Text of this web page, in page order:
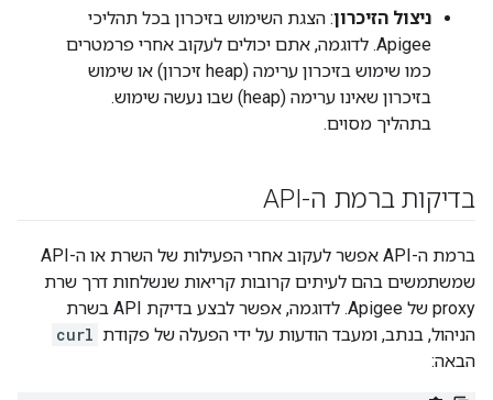
ניצול הזיכרון: הצגת השימוש בזיכרון בכל תהליכי
Apigee. לדוגמה, אתם יכולים לעקוב אחרי פרמטרים
כמו שימוש בזיכרון ערימה (heap זיכרון) או שימוש
בזיכרון שאינו ערימה (heap) שבו נעשה שימוש.
בתהליך מסוים.
בדיקות ברמת ה-API
ברמת ה-API אפשר לעקוב אחרי הפעילות של השרת או ה-API
שמשתמשים בהם לעיתים קרובות קריאות שנשלחות דרך שרת
proxy של Apigee. לדוגמה, אפשר לבצע בדיקת API בשרת
הניהול, בנתב, ומעבד הודעות על ידי הפעלה של פקודת curl
הבאה: